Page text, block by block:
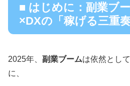
■ はじめに：副業ブ
×DXの「稼げる三重奏
2025年、 副業ブームは依然とし
に、